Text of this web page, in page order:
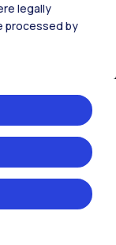
legally
processed by